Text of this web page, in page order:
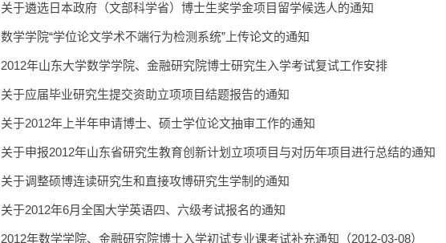
关于遴选日本政府（文部科学省）博士生奖学金项目留学候选人的通知
数学学院“学位论文学术不端行为检测系统”上传论文的通知
2012年山东大学数学学院、金融研究院博士研究生入学考试复试工作安排
关于应届毕业研究生提交资助立项项目结题报告的通知
关于2012年上半年申请博士、硕士学位论文抽审工作的通知
关于申报2012年山东省研究生教育创新计划立项项目与对历年项目进行总结的通知
关于调整硕博连读研究生和直接攻博研究生学制的通知
关于2012年6月全国大学英语四、六级考试报名的通知
2012年数学学院、金融研究院博士入学初试专业课考试补充通知（2012-03-08）